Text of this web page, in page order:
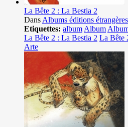
La Bête 2 : La Bestia 2
Dans Albums éditions étrangères
Etiquettes: album Album
La Bête 2 : La Bestia 2 La Bête
Arte